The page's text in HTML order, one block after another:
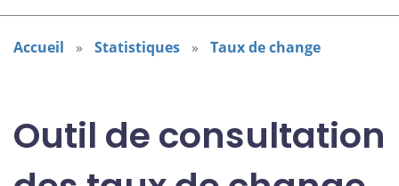
Dollar (États-Unis) (USD)
Accueil Statistiques Taux de change
Outil de consultation